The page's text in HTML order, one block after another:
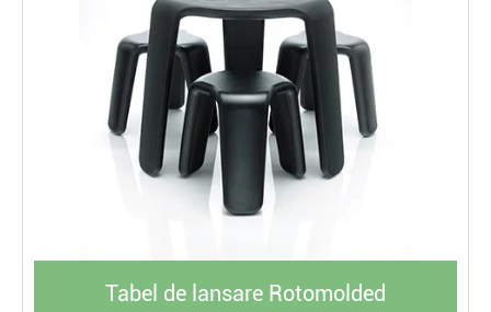
Tabel de lansare Rotomolded